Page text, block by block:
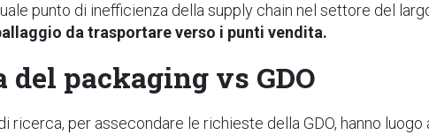
punto di inefficienza della supply chain nel settore del
da trasportare verso i punti vendita.
del packaging vs GDO
ricerca, per assecondare le richieste della GDO, hanno luogo